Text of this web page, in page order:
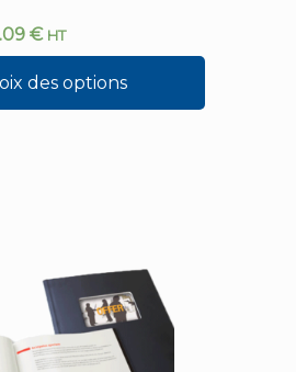
€ HT
des options